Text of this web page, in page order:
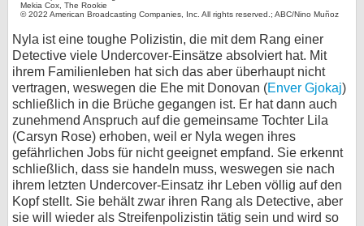
Mekia Cox, The Rookie
© 2022 American Broadcasting Companies, Inc. All rights reserved.; ABC/Nino Muñoz
Nyla ist eine toughe Polizistin, die mit dem Rang einer
Detective viele Undercover-Einsätze absolviert hat. Mit
ihrem Familienleben hat sich das aber überhaupt nicht
vertragen, weswegen die Ehe mit Donovan (Enver Gjokaj)
schließlich in die Brüche gegangen ist. Er hat dann auch
zunehmend Anspruch auf die gemeinsame Tochter Lila
(Carsyn Rose) erhoben, weil er Nyla wegen ihres
gefährlichen Jobs für nicht geeignet empfand. Sie erkennt
schließlich, dass sie handeln muss, weswegen sie nach
ihrem letzten Undercover-Einsatz ihr Leben völlig auf den
Kopf stellt. Sie behält zwar ihren Rang als Detective, aber
sie will wieder als Streifenpolizistin tätig sein und wird so